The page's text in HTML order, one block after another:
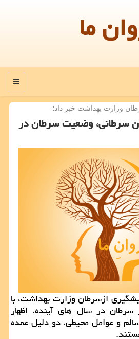
ما
منو
وزارت بهداشت خبر داد؛
سرطانی، وضعیت سرطان در
ازسرطان وزارت بهداشت، با
سرطان در سال های آینده، اظهار
و عوامل محیطی، دو دلیل عمده